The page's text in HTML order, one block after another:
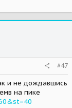
#47
и не дождавшись
на пике